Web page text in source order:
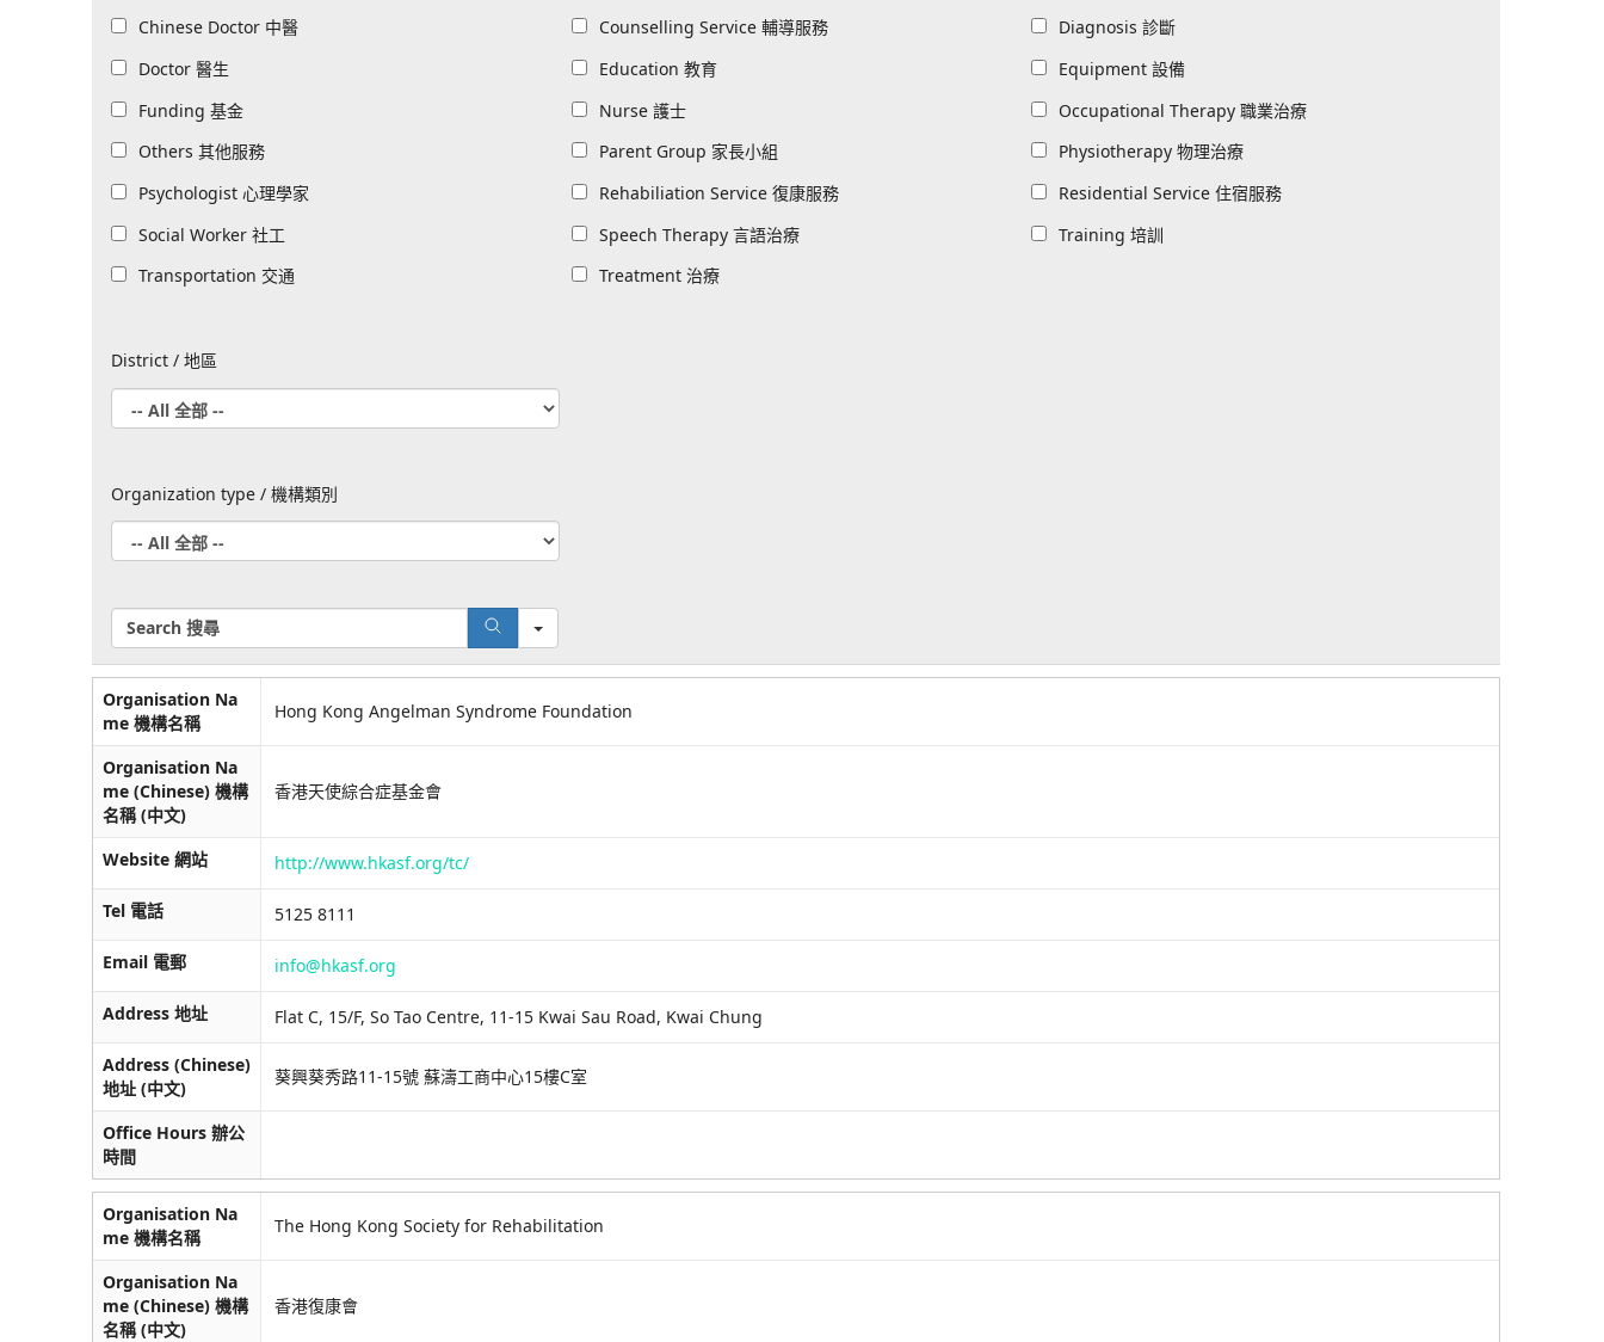
All Chinese Doctor 中醫 All Counselling Service 輔導服務 All Diagnosis 診斷
All Doctor 醫生 All Education 教育 All Equipment 設備
All Funding 基金 All Nurse 護士 All Occupational Therapy 職業治療
All Others 其他服務 All Parent Group 家長小組 All Physiotherapy 物理治療
All Psychologist 心理學家 All Rehabiliation Service 復康服務 All Residential Service 住宿服務
All Social Worker 社工 All Speech Therapy 言語治療 All Training 培訓
All Transportation 交通 All Treatment 治療
District / 地區
All
全部
-
Organization type / 機構類別
All
全部
-
-
Search
Organisation Na
me 機構名稱
Hong Kong Angelman Syndrome Foundation
Organisation Na
me (Chinese) 機構
名稱 (中文)
香港天使綜合症基金會
Website 網站 http://www.hkasf.org/tc/
Tel 電話 5125 8111
Email 電郵 info@hkasf.org
Address 地址 Flat C, 15/F, So Tao Centre, 11-15 Kwai Sau Road, Kwai Chung
Address (Chinese)
地址 (中文)
葵興葵秀路11-15號 蘇濤工商中心15樓C室
Office Hours 辦公
時間
Organisation Na
me 機構名稱
The Hong Kong Society for Rehabilitation
Organisation Na
me (Chinese) 機構
名稱 (中文)
香港復康會